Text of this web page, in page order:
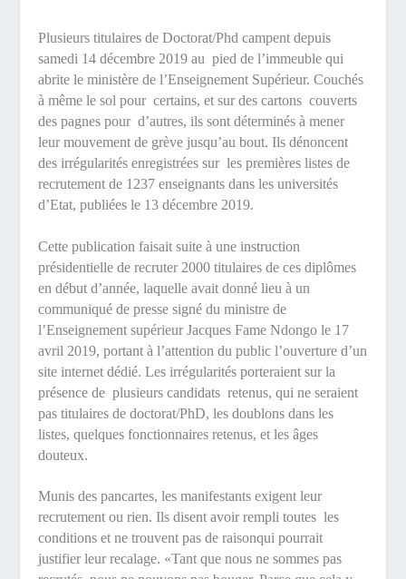
Plusieurs titulaires de Doctorat/Phd campent depuis
samedi 14 décembre 2019 au pied de l’immeuble qui
abrite le ministère de l’Enseignement Supérieur. Couchés
à même le sol pour certains, et sur des cartons couverts
des pagnes pour d’autres, ils sont déterminés à mener
leur mouvement de grève jusqu’au bout. Ils dénoncent
des irrégularités enregistrées sur les premières listes de
recrutement de 1237 enseignants dans les universités
d’Etat, publiées le 13 décembre 2019.
Cette publication faisait suite à une instruction
présidentielle de recruter 2000 titulaires de ces diplômes
en début d’année, laquelle avait donné lieu à un
communiqué de presse signé du ministre de
l’Enseignement supérieur Jacques Fame Ndongo le 17
avril 2019, portant à l’attention du public l’ouverture d’un
site internet dédié. Les irrégularités porteraient sur la
présence de plusieurs candidats retenus, qui ne seraient
pas titulaires de doctorat/PhD, les doublons dans les
listes, quelques fonctionnaires retenus, et les âges
douteux.
Munis des pancartes, les manifestants exigent leur
recrutement ou rien. Ils disent avoir rempli toutes les
conditions et ne trouvent pas de raisonqui pourrait
justifier leur recalage. «Tant que nous ne sommes pas